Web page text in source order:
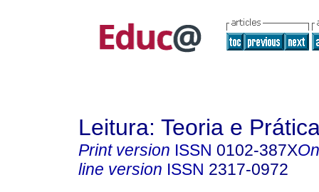
Leitura: Teoria e
Print version ISSN 0102-387X
line version ISSN 2317-0972